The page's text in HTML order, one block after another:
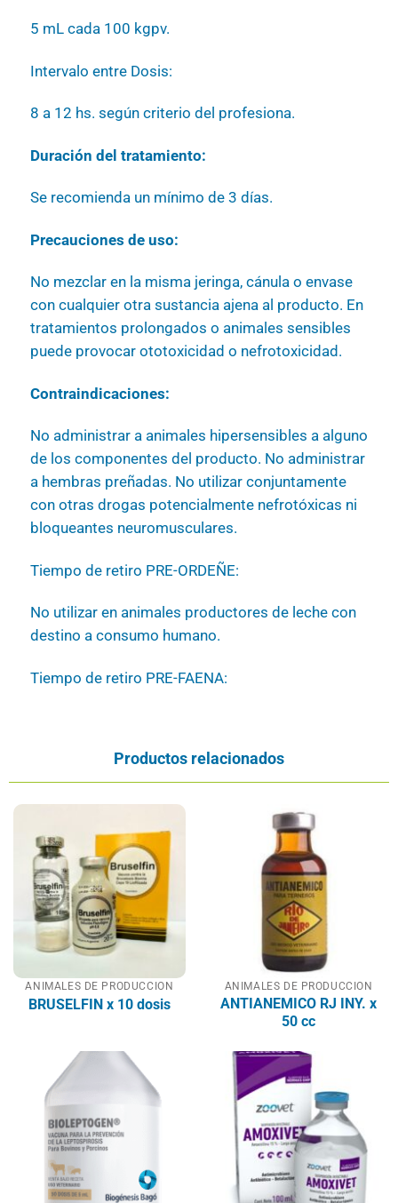
5 mL cada 100 kgpv.
Intervalo entre Dosis:
8 a 12 hs. según criterio del profesiona.
Duración del tratamiento:
Se recomienda un mínimo de 3 días.
Precauciones de uso:
No mezclar en la misma jeringa, cánula o envase
con cualquier otra sustancia ajena al producto. En
tratamientos prolongados o animales sensibles
puede provocar ototoxicidad o nefrotoxicidad.
Contraindicaciones:
No administrar a animales hipersensibles a alguno
de los componentes del producto. No administrar
a hembras preñadas. No utilizar conjuntamente
con otras drogas potencialmente nefrotóxicas ni
bloqueantes neuromusculares.
Tiempo de retiro PRE-ORDEÑE:
No utilizar en animales productores de leche con
destino a consumo humano.
Tiempo de retiro PRE-FAENA:
Productos relacionados
ANIMALES DE PRODUCCION
BRUSELFIN x 10 dosis
ANIMALES DE PRODUCCION
ANTIANEMICO RJ INY. x
50 cc